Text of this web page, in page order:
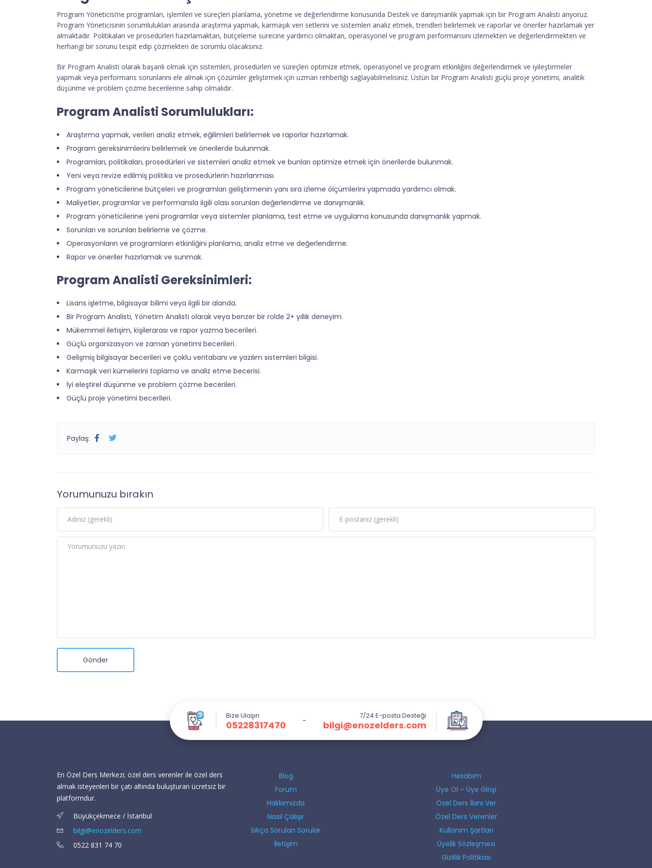
Program Yöneticisi’ne programları, işlemleri ve süreçleri planlama, yönetme ve değerlendirme konusunda Destek ve danışmanlık yapmak için bir Program Analisti arıyoruz.
Program Yöneticisinin sorumlulukları arasında araştırma yapmak, karmaşık veri setlerini ve sistemleri analiz etmek, trendleri belirlemek ve raporlar ve öneriler hazırlamak yer
almaktadır. Politikaları ve prosedürleri hazırlamaktan, bütçeleme sürecine yardımcı olmaktan, operasyonel ve program performansını izlemekten ve değerlendirmekten ve
herhangi bir sorunu tespit edip çözmekten de sorumlu olacaksınız.
Bir Program Analisti olarak başarılı olmak için sistemleri, prosedürleri ve süreçleri optimize etmek, operasyonel ve program etkinliğini değerlendirmek ve iyileştirmeler
yapmak veya performans sorunlarını ele almak için çözümler geliştirmek için uzman rehberliği sağlayabilmelisiniz. Üstün bir Program Analisti güçlü proje yönetimi, analitik
düşünme ve problem çözme becerilerine sahip olmalıdır.
Program Analisti Sorumlulukları:
Araştırma yapmak, verileri analiz etmek, eğilimleri belirlemek ve raporlar hazırlamak.
Program gereksinimlerini belirlemek ve önerilerde bulunmak.
Programları, politikaları, prosedürleri ve sistemleri analiz etmek ve bunları optimize etmek için önerilerde bulunmak.
Yeni veya revize edilmiş politika ve prosedürlerin hazırlanması.
Program yöneticilerine bütçeleri ve programları geliştirmenin yanı sıra izleme ölçümlerini yapmada yardımcı olmak.
Maliyetler, programlar ve performansla ilgili olası sorunları değerlendirme ve danışmanlık.
Program yöneticilerine yeni programlar veya sistemler planlama, test etme ve uygulama konusunda danışmanlık yapmak.
Sorunları ve sorunları belirleme ve çözme.
Operasyonların ve programların etkinliğini planlama, analiz etme ve değerlendirme.
Rapor ve öneriler hazırlamak ve sunmak.
Program Analisti Gereksinimleri:
Lisans işletme, bilgisayar bilimi veya ilgili bir alanda.
Bir Program Analisti, Yönetim Analisti olarak veya benzer bir rolde 2+ yıllık deneyim.
Mükemmel iletişim, kişilerarası ve rapor yazma becerileri.
Güçlü organizasyon ve zaman yönetimi becerileri.
Gelişmiş bilgisayar becerileri ve çoklu veritabanı ve yazılım sistemleri bilgisi.
Karmaşık veri kümelerini toplama ve analiz etme becerisi.
İyi eleştirel düşünme ve problem çözme becerileri.
Güçlü proje yönetimi becerileri.
Paylaş:
Yorumunuzu bırakın
Gönder
Bize Ulaşın
05228317470
7/24 E-posta Desteği
bilgi@enozelders.com
-
En Özel Ders Merkezi; özel ders verenler ile özel ders
almak isteyenleri bir çatı altında buluşturan ücretsiz bir
platformdur.
Büyükçekmece / İstanbul
bilgi@enozelders.com
0522 831 74 70
Blog
Forum
Hakkımızda
Nasıl Çalışır
Sıkça Sorulan Sorular
İletişim
Hesabım
Üye Ol – Üye Girişi
Özel Ders İlanı Ver
Özel Ders Verenler
Kullanım Şartları
Üyelik Sözleşmesi
Gizlilik Politikası